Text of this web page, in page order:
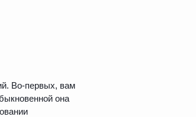
Во-первых, вам
она